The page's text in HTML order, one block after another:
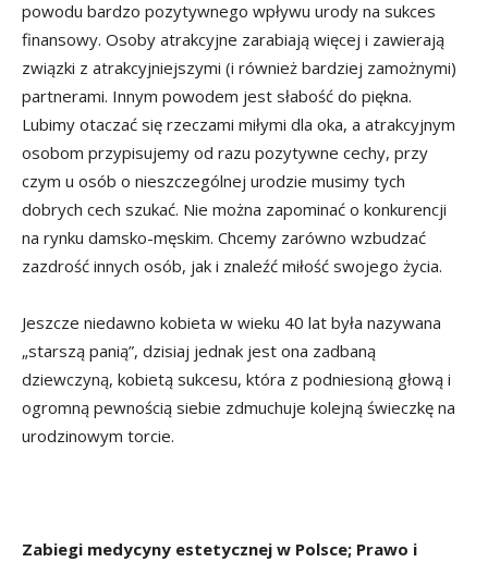
powodu bardzo pozytywnego wpływu urody na sukces
finansowy. Osoby atrakcyjne zarabiają więcej i zawierają
związki z atrakcyjniejszymi (i również bardziej zamożnymi)
partnerami. Innym powodem jest słabość do piękna.
Lubimy otaczać się rzeczami miłymi dla oka, a atrakcyjnym
osobom przypisujemy od razu pozytywne cechy, przy
czym u osób o nieszczególnej urodzie musimy tych
dobrych cech szukać. Nie można zapominać o konkurencji
na rynku damsko-męskim. Chcemy zarówno wzbudzać
zazdrość innych osób, jak i znaleźć miłość swojego życia.
Jeszcze niedawno kobieta w wieku 40 lat była nazywana
„starszą panią”, dzisiaj jednak jest ona zadbaną
dziewczyną, kobietą sukcesu, która z podniesioną głową i
ogromną pewnością siebie zdmuchuje kolejną świeczkę na
urodzinowym torcie.
Zabiegi medycyny estetycznej w Polsce; Prawo i